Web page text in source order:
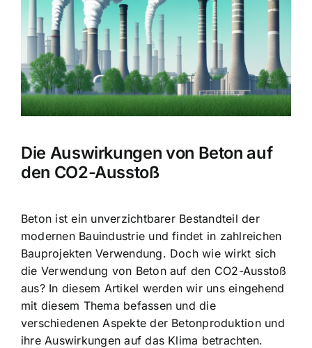
Die Auswirkungen von Beton auf
den CO2-Ausstoß
Beton ist ein unverzichtbarer Bestandteil der
modernen Bauindustrie und findet in zahlreichen
Bauprojekten Verwendung. Doch wie wirkt sich
die Verwendung von Beton auf den CO2-Ausstoß
aus? In diesem Artikel werden wir uns eingehend
mit diesem Thema befassen und die
verschiedenen Aspekte der Betonproduktion und
ihre Auswirkungen auf das Klima betrachten.